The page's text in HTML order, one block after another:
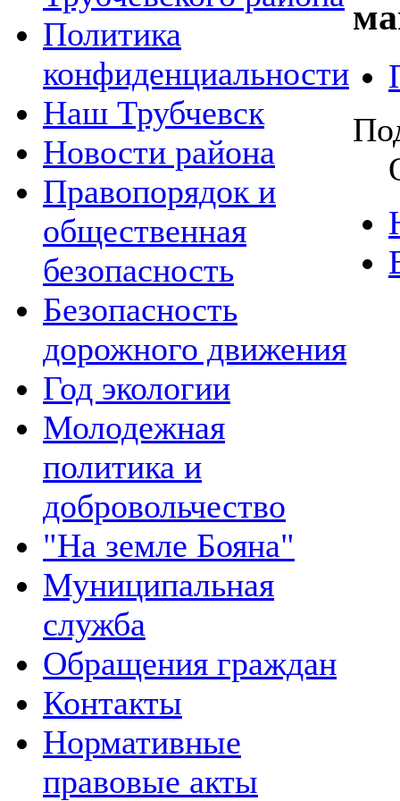
Политика
конфиденциальности
Наш Трубчевск
Новости района
Правопорядок и
общественная
безопасность
Безопасность
дорожного движения
Год экологии
Молодежная
политика и
добровольчество
"На земле Бояна"
Муниципальная
служба
Обращения граждан
Контакты
Нормативные
правовые акты